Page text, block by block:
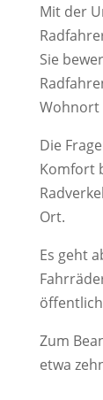
Mit der
Sie
Wohnort
Die
Komfort
Ort.
Es geht
Zum
etwa